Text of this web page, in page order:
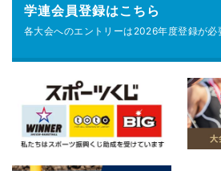
学連会員登録はこちら
各大会へのエントリーは 2026年度登録が必